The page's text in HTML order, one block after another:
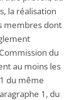
la réalisation
membres dont
du
au moins les
du même
1, du